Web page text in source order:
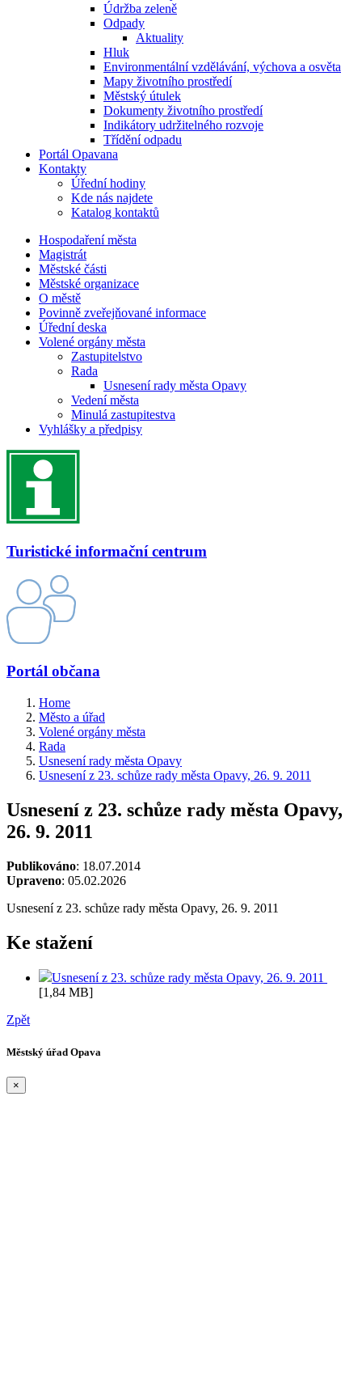
Údržba zeleně
Odpady
Aktuality
Hluk
Environmentální vzdělávání, výchova a osvěta
Mapy životního prostředí
Městský útulek
Dokumenty životního prostředí
Indikátory udržitelného rozvoje
Třídění odpadu
Portál Opavana
Kontakty
Úřední hodiny
Kde nás najdete
Katalog kontaktů
Hospodaření města
Magistrát
Městské části
Městské organizace
O městě
Povinně zveřejňované informace
Úřední deska
Volené orgány města
Zastupitelstvo
Rada
Usnesení rady města Opavy
Vedení města
Minulá zastupitestva
Vyhlášky a předpisy
Turistické informační centrum
Portál občana
Home
Město a úřad
Volené orgány města
Rada
Usnesení rady města Opavy
Usnesení z 23. schůze rady města Opavy, 26. 9. 2011
Usnesení z 23. schůze rady města Opavy,
26. 9. 2011
Publikováno: 18.07.2014
Upraveno: 05.02.2026
Usnesení z 23. schůze rady města Opavy, 26. 9. 2011
Ke stažení
Usnesení z 23. schůze rady města Opavy, 26. 9. 2011
[1,84 MB]
Zpět
Městský úřad Opava
×